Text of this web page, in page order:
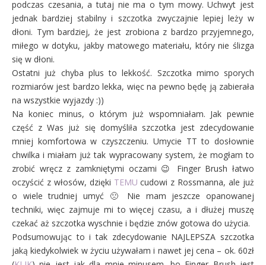
podczas czesania, a tutaj nie ma o tym mowy. Uchwyt jest
jednak bardziej stabilny i szczotka zwyczajnie lepiej leży w
dłoni. Tym bardziej, że jest zrobiona z bardzo przyjemnego,
miłego w dotyku, jakby matowego materiału, który nie ślizga
się w dłoni.
Ostatni już chyba plus to lekkość. Szczotka mimo sporych
rozmiarów jest bardzo lekka, więc na pewno będę ją zabierała
na wszystkie wyjazdy :))
Na koniec minus, o którym już wspomniałam. Jak pewnie
część z Was już się domyśliła szczotka jest zdecydowanie
mniej komfortowa w czyszczeniu. Umycie TT to dosłownie
chwilka i miałam już tak wypracowany system, że mogłam to
zrobić wręcz z zamkniętymi oczami 😉 Finger Brush łatwo
oczyścić z włosów, dzięki TEMU cudowi z Rossmanna, ale już
o wiele trudniej umyć 🙁 Nie mam jeszcze opanowanej
techniki, więc zajmuje mi to więcej czasu, a i dłużej muszę
czekać aż szczotka wyschnie i będzie znów gotowa do użycia.
Podsumowując to i tak zdecydowanie NAJLEPSZA szczotka
jaką kiedykolwiek w życiu używałam i nawet jej cena – ok. 60zł